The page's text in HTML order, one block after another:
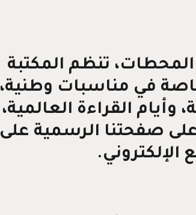
تنظم المكتبة
خاصة في مناسبات وطنية،
وأيام القراءة العالمية،
على صفحتنا الرسمية على